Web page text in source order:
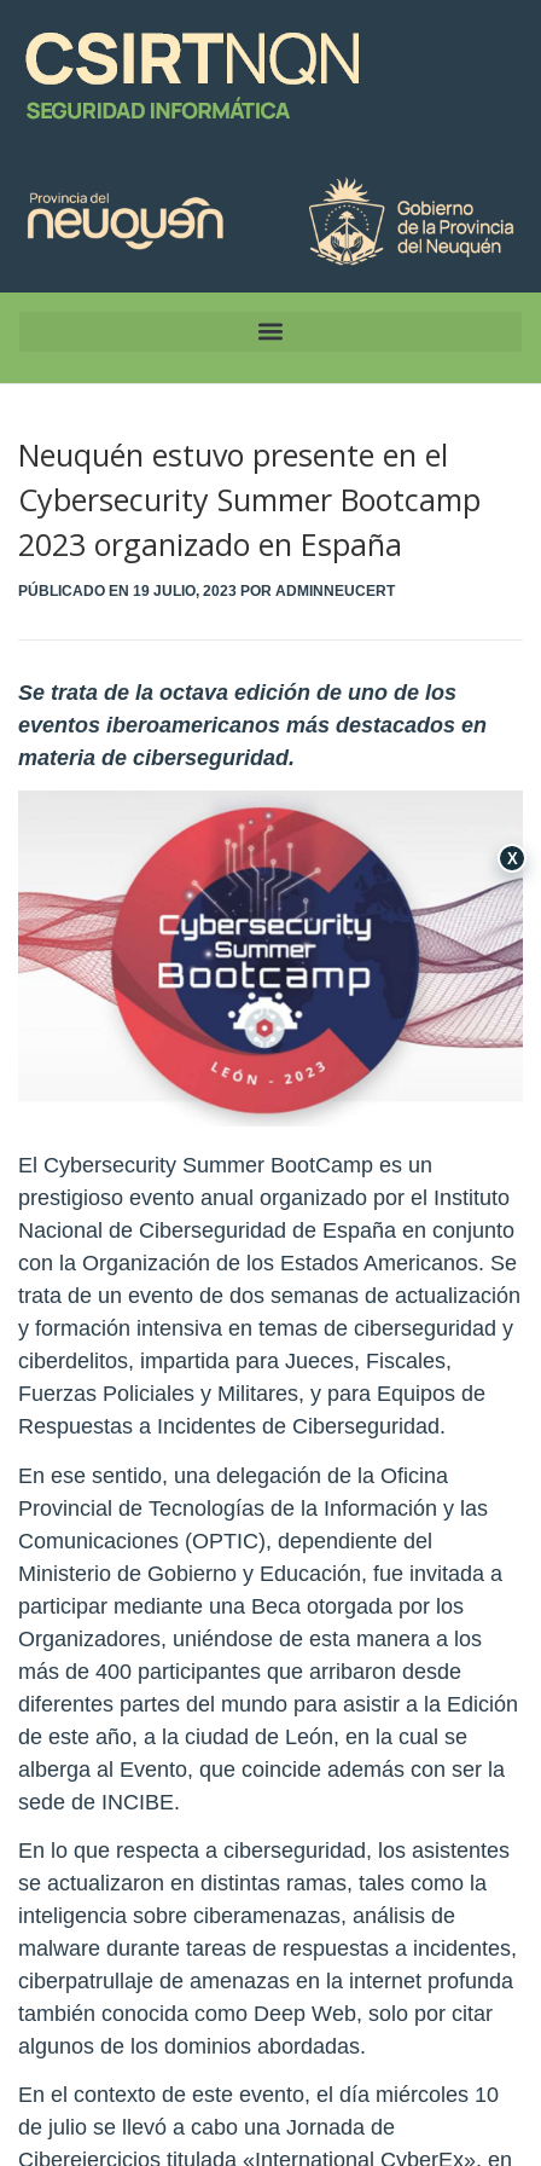
Neuquén estuvo presente en el
Cybersecurity Summer Bootcamp
2023 organizado en España
PÚBLICADO EN 19 JULIO, 2023 POR ADMINNEUCERT
Se trata de la octava edición de uno de los
eventos iberoamericanos más destacados en
materia de ciberseguridad.
El Cybersecurity Summer BootCamp es un
prestigioso evento anual organizado por el Instituto
Nacional de Ciberseguridad de España en conjunto
con la Organización de los Estados Americanos. Se
trata de un evento de dos semanas de actualización
y formación intensiva en temas de ciberseguridad y
ciberdelitos, impartida para Jueces, Fiscales,
Fuerzas Policiales y Militares, y para Equipos de
Respuestas a Incidentes de Ciberseguridad.
En ese sentido, una delegación de la Oficina
Provincial de Tecnologías de la Información y las
Comunicaciones (OPTIC), dependiente del
Ministerio de Gobierno y Educación, fue invitada a
participar mediante una Beca otorgada por los
Organizadores, uniéndose de esta manera a los
más de 400 participantes que arribaron desde
diferentes partes del mundo para asistir a la Edición
de este año, a la ciudad de León, en la cual se
alberga al Evento, que coincide además con ser la
sede de INCIBE.
En lo que respecta a ciberseguridad, los asistentes
se actualizaron en distintas ramas, tales como la
inteligencia sobre ciberamenazas, análisis de
malware durante tareas de respuestas a incidentes,
ciberpatrullaje de amenazas en la internet profunda
también conocida como Deep Web, solo por citar
algunos de los dominios abordadas.
En el contexto de este evento, el día miércoles 10
de julio se llevó a cabo una Jornada de
Ciberejercicios titulada «International CyberEx», en
X